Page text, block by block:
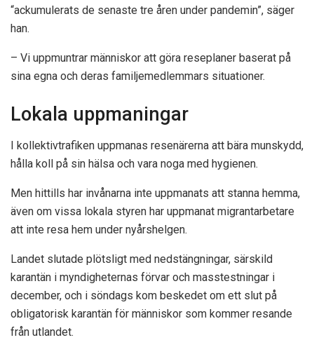
“ackumulerats de senaste tre åren under pandemin”, säger
han.
– Vi uppmuntrar människor att göra reseplaner baserat på
sina egna och deras familjemedlemmars situationer.
Lokala uppmaningar
I kollektivtrafiken uppmanas resenärerna att bära munskydd,
hålla koll på sin hälsa och vara noga med hygienen.
Men hittills har invånarna inte uppmanats att stanna hemma,
även om vissa lokala styren har uppmanat migrantarbetare
att inte resa hem under nyårshelgen.
Landet slutade plötsligt med nedstängningar, särskild
karantän i myndigheternas förvar och masstestningar i
december, och i söndags kom beskedet om ett slut på
obligatorisk karantän för människor som kommer resande
från utlandet.